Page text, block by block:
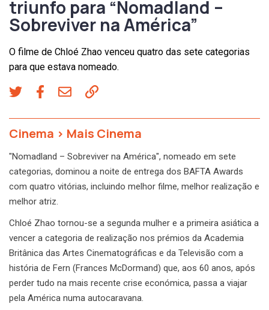
triunfo para “Nomadland –
Sobreviver na América”
O filme de Chloé Zhao venceu quatro das sete categorias
para que estava nomeado.
Cinema > Mais Cinema
"Nomadland – Sobreviver na América", nomeado em sete
categorias, dominou a noite de entrega dos BAFTA Awards
com quatro vitórias, incluindo melhor filme, melhor realização e
melhor atriz.
Chloé Zhao tornou-se a segunda mulher e a primeira asiática a
vencer a categoria de realização nos prémios da Academia
Britânica das Artes Cinematográficas e da Televisão com a
história de Fern (Frances McDormand) que, aos 60 anos, após
perder tudo na mais recente crise económica, passa a viajar
pela América numa autocaravana.